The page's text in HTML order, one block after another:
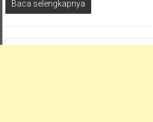
Baca selengkapnya